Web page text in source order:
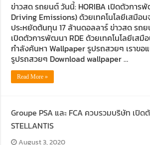
ข่าวสด รถยนต์ วันนี้: HORIBA เปิดตัวการ
Driving Emissions) ด้วยเทคโนโลยีเสมือ
ประหยัดต้นทุน 17 ล้านดอลลาร์ ข่าวสด รถย
เปิดตัวการพัฒนา RDE ด้วยเทคโนโลยีเส
กำลังค้นหา Wallpaper รูปรถสวยๆ เราขอ
รูปรถสวยๆ Download wallpaper …
Read More »
Groupe PSA และ FCA ควบรวมบริษัท เปิด
STELLANTIS
August 3, 2020